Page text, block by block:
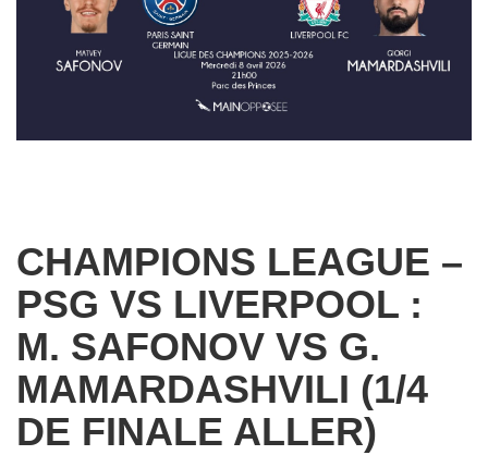
CHAMPIONS LEAGUE –
PSG VS LIVERPOOL :
M. SAFONOV VS G.
MAMARDASHVILI (1/4
DE FINALE ALLER)